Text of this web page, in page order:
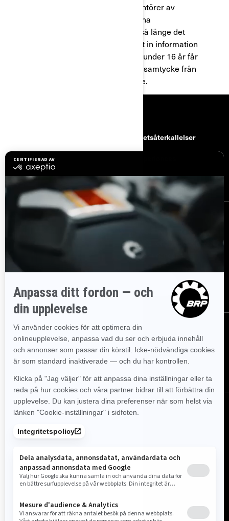
kunddataplattformar och leverantörer av
webb-/evenemangsanalyser. Dina
personuppgifter sparas endast så länge det
krävs. BRP samlar inte medvetet in information
från barn under 16 år. Om du är under 16 år får
du inte använda tjänsterna utan samtycke från
en förälder eller vårdnadshavare.
Karriärer
Bli Can-Am-återförsäljare
Säkerhetsåterkallelser
REGISTRERA DIG
Var först med att få reda på de senaste
evenemangen, nyheterna och erbjudandena.
PRENUMERERA
FÖLJ OSS